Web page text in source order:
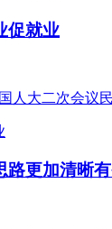
促就业
人大二次会议
更加清晰